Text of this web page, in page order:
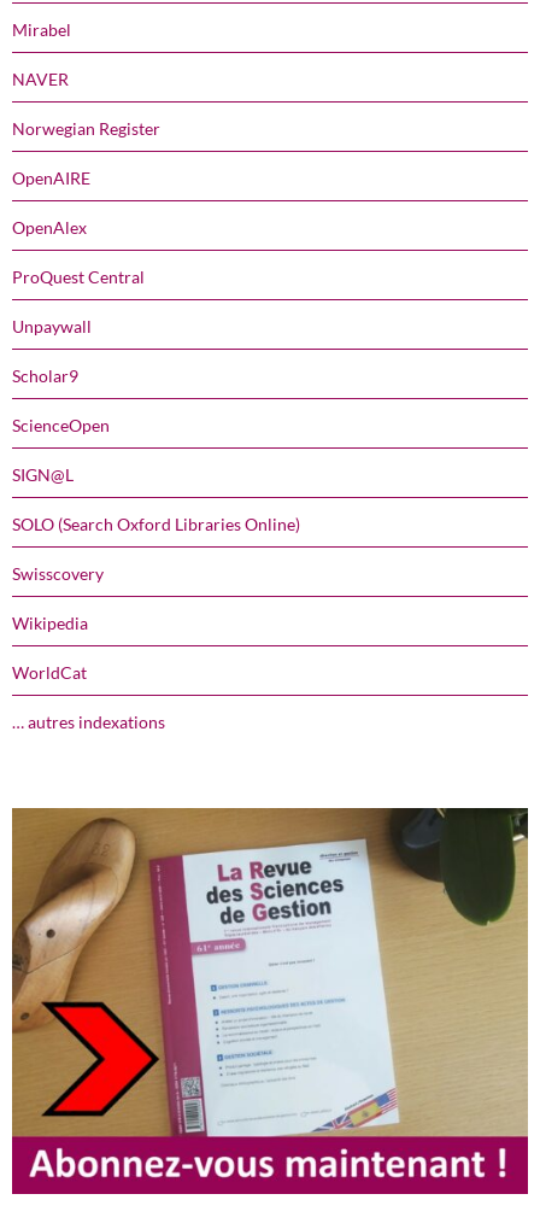
Mirabel
NAVER
Norwegian Register
OpenAIRE
OpenAlex
ProQuest Central
Unpaywall
Scholar9
ScienceOpen
SIGN@L
SOLO (Search Oxford Libraries Online)
Swisscovery
Wikipedia
WorldCat
… autres indexations